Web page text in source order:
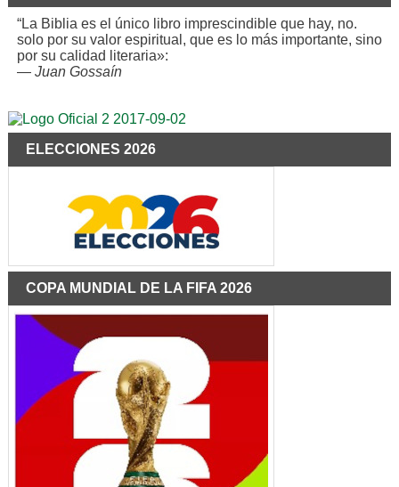
“La Biblia es el único libro imprescindible que hay, no.
solo por su valor espiritual, que es lo más importante, sino
por su calidad literaria»:
— Juan Gossaín
ELECCIONES 2026
COPA MUNDIAL DE LA FIFA 2026